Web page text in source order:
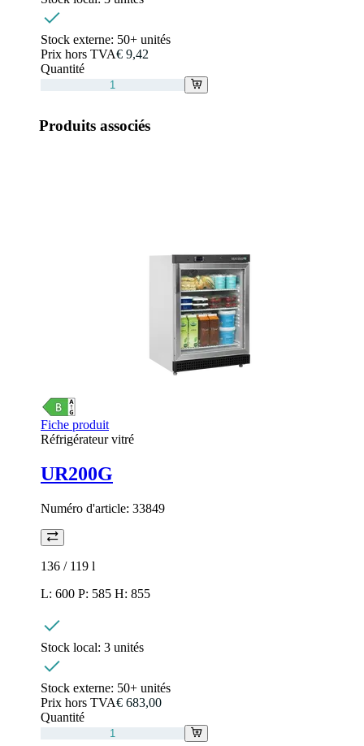
Stock externe: 50+ unités
Prix hors TVA€ 9,42
Quantité
Produits associés
Fiche produit
Réfrigérateur vitré
UR200G
Numéro d'article: 33849
136 / 119 l
L: 600 P: 585 H: 855
Stock local: 3 unités
Stock externe: 50+ unités
Prix hors TVA€ 683,00
Quantité